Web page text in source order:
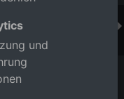
und